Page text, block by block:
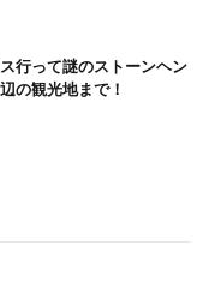
行って謎のストーンヘン
の観光地まで！